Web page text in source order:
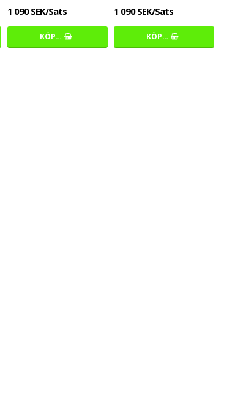
1 090 SEK/Sats
KÖP…
1 090 SEK/Sats
KÖP…